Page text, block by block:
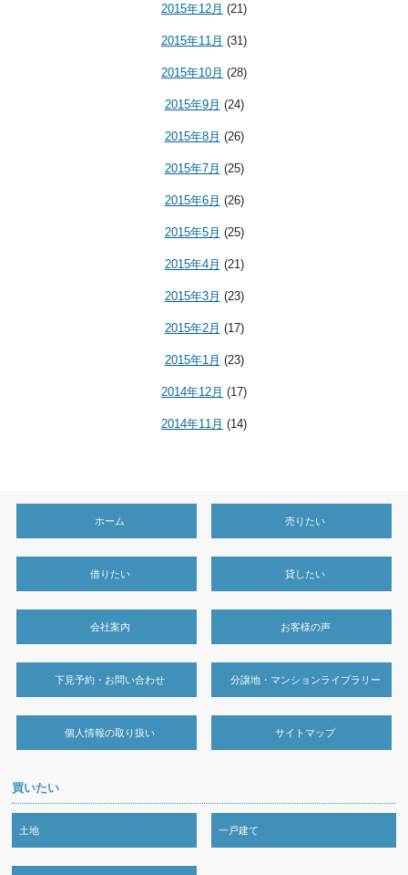
2015年12月 (21)
2015年11月 (31)
2015年10月 (28)
2015年9月 (24)
2015年8月 (26)
2015年7月 (25)
2015年6月 (26)
2015年5月 (25)
2015年4月 (21)
2015年3月 (23)
2015年2月 (17)
2015年1月 (23)
2014年12月 (17)
2014年11月 (14)
ホーム 売りたい
借りたい 貸したい
会社案内 お客様の声
下見予約・お問い合わせ 分譲地・マンションライブラリー
個人情報の取り扱い サイトマップ
買いたい
土地 一戸建て